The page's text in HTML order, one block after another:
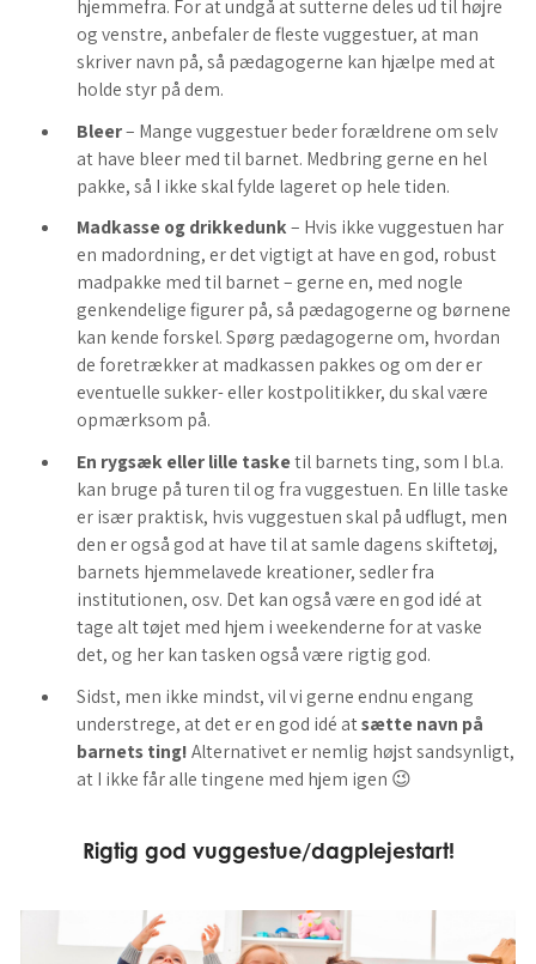
hjemmefra. For at undgå at sutterne deles ud til højre
og venstre, anbefaler de fleste vuggestuer, at man
skriver navn på, så pædagogerne kan hjælpe med at
holde styr på dem.
Bleer– Mange vuggestuer beder forældrene om selv
at have bleer med til barnet. Medbring gerne en hel
pakke, så I ikke skal fylde lageret op hele tiden.
Madkasse og drikkedunk– Hvis ikke vuggestuen har
en madordning, er det vigtigt at have en god, robust
madpakke med til barnet – gerne en, med nogle
genkendelige figurer på, så pædagogerne og børnene
kan kende forskel. Spørg pædagogerne om, hvordan
de foretrækker at madkassen pakkes og om der er
eventuelle sukker- eller kostpolitikker, du skal være
opmærksom på.
En rygsæk eller lille tasketil barnets ting, som I bl.a.
kan bruge på turen til og fra vuggestuen. En lille taske
er især praktisk, hvis vuggestuen skal på udflugt, men
den er også god at have til at samle dagens skiftetøj,
barnets hjemmelavede kreationer, sedler fra
institutionen, osv. Det kan også være en god idé at
tage alt tøjet med hjem i weekenderne for at vaske
det, og her kan tasken også være rigtig god.
Sidst, men ikke mindst, vil vi gerne endnu engang
understrege, at det er en god idé atsætte navn på
barnets ting!Alternativet er nemlig højst sandsynligt,
at I ikke får alle tingene med hjem igen 😉
Rigtig god vuggestue/dagplejestart!